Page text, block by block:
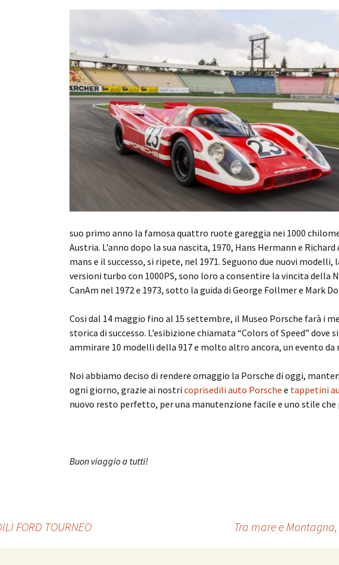
suo primo anno la famosa quattro ruote gareggia nei 1000
Austria. L’anno dopo la sua nascita, 1970, Hans Hermann e
mans e il successo, si ripete, nel 1971. Seguono due nuovi modelli,
versioni turbo con 1000PS, sono loro a consentire la vincita della
CanAm nel 1972 e 1973, sotto la guida di George Follmer e Mark
Cosi dal 14 maggio fino al 15 settembre, il Museo Porsche farà i
storica di successo. L’esibizione chiamata “Colors of Speed” dove
ammirare 10 modelli della 917 e molto altro ancora, un evento da
Noi abbiamo deciso di rendere omaggio la Porsche di oggi,
ogni giorno, grazie ai nostri coprisedili auto Porsche e tappetini
nuovo resto perfetto, per una manutenzione facile e uno stile che
Buon viaggio a tutti!
FORD TOURNEO Tra mare e